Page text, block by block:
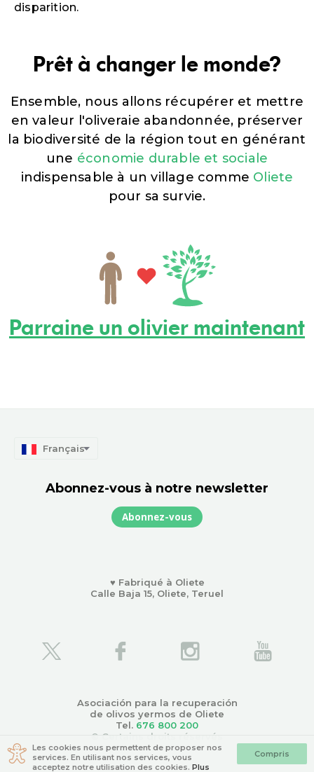
disparition.
Prêt à changer le monde?
Ensemble, nous allons récupérer et mettre
en valeur l'oliveraie abandonnée, préserver
la biodiversité de la région tout en générant
une économie durable et sociale
indispensable à un village comme Oliete
pour sa survie.
Parraine un olivier maintenant
Français
Abonnez-vous à notre newsletter
Abonnez-vous
♥ Fabriqué à Oliete
Calle Baja 15, Oliete, Teruel
Asociación para la recuperación
de olivos yermos de Oliete
Tel. 676 800 200
© Certains droits réservés
Les cookies nous permettent de proposer nos
services. En utilisant nos services, vous
acceptez notre utilisation des cookies. Plus
Compris